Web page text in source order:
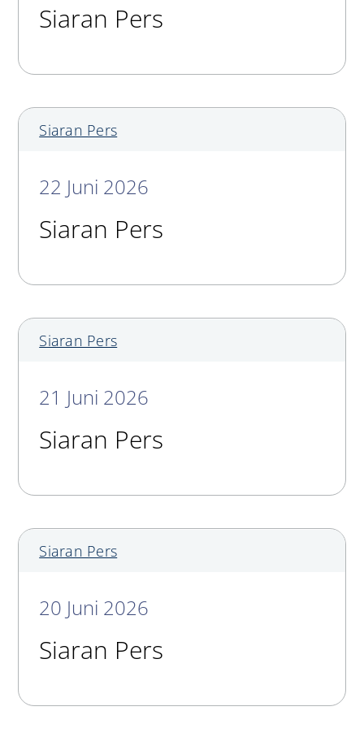
Siaran Pers
Siaran Pers
22 Juni 2026
Siaran Pers
Siaran Pers
21 Juni 2026
Siaran Pers
Siaran Pers
20 Juni 2026
Siaran Pers